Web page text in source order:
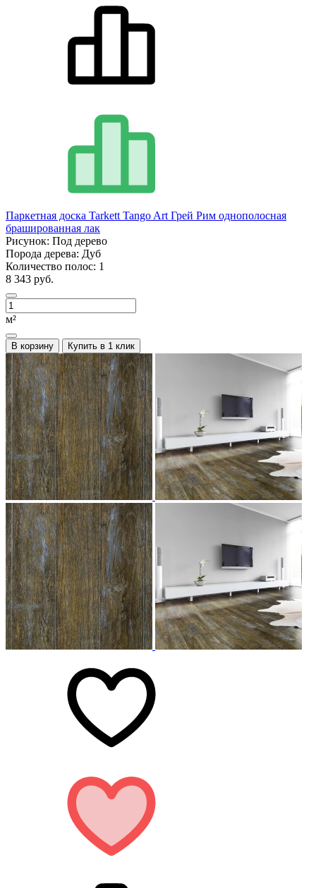
Паркетная доска Tarkett Tango Art Грей Рим однополосная
брашированная лак
Рисунок: Под дерево
Порода дерева: Дуб
Количество полос: 1
8 343 руб.
м²
В корзину Купить в 1 клик